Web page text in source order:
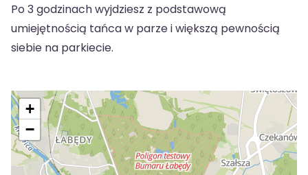
Po 3 godzinach wyjdziesz z podstawową
umiejętnością tańca w parze i większą pewnością
siebie na parkiecie.
+
−